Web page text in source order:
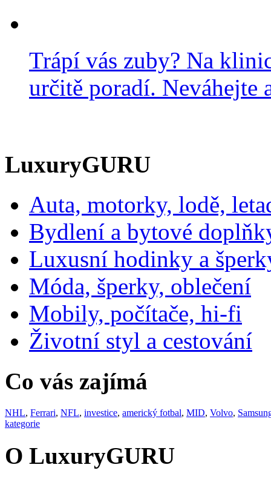
Trápí vás zuby? Na
určitě poradí. Neváhejte
LuxuryGURU
Auta, motorky, lodě,
Bydlení a bytové
Luxusní hodinky a
Móda, šperky, oblečení
Mobily, počítače, hi-fi
Životní styl a cestování
Co vás zajímá
NHL, Ferrari, NFL, investice, americký fotbal, MID, Volvo,
kategorie
O LuxuryGURU